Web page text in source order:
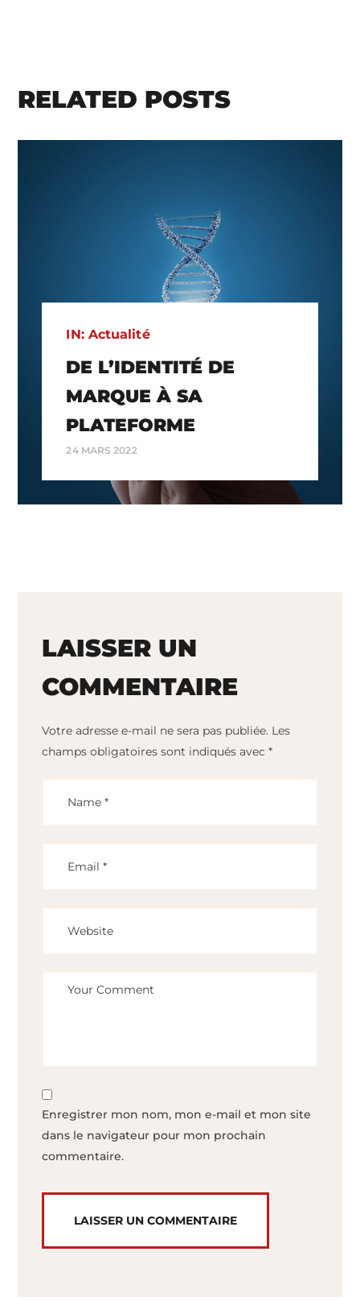
RELATED POSTS
IN: Actualité
DE L’IDENTITÉ DE
MARQUE À SA
PLATEFORME
24 MARS 2022
LAISSER UN
COMMENTAIRE
Votre adresse e-mail ne sera pas publiée. Les
champs obligatoires sont indiqués avec*
Enregistrer mon nom, mon e-mail et mon site
dans le navigateur pour mon prochain
commentaire.